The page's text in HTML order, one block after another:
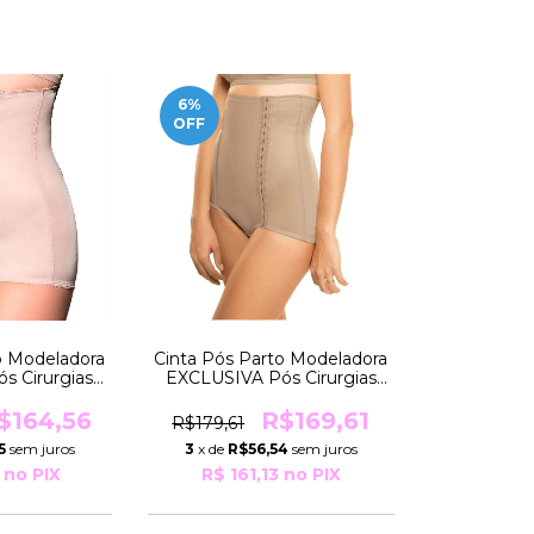
Modeladora
Cirurgias
Moderna
sem juros
no PIX
6%
OFF
Cinta Pós Parto Modeladora
EXCLUSIVA Pós Cirurgias
96 a 106Kg R825 Moderna
R$179,61 R$169,61
3 x de R$56,54 sem juros
R$ 161,13 no PIX